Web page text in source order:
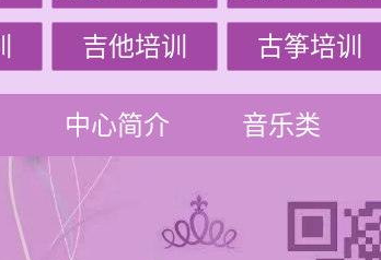
吉他培训 古筝培训
中心简介 音乐类